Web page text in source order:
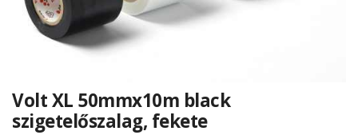
Volt XL 50mmx10m black
szigetelőszalag, fekete